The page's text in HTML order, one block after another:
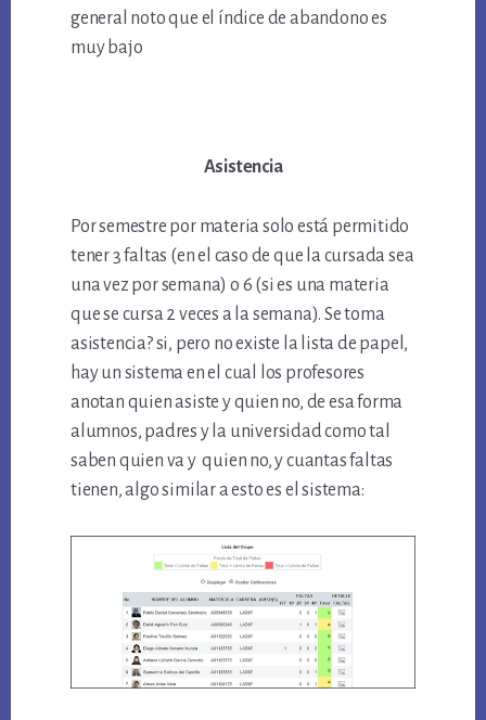
general noto que el índice de abandono es
muy bajo
Asistencia
Por semestre por materia solo está permitido
tener 3 faltas (en el caso de que la cursada sea
una vez por semana) o 6 (si es una materia
que se cursa 2 veces a la semana). Se toma
asistencia? si, pero no existe la lista de papel,
hay un sistema en el cual los profesores
anotan quien asiste y quien no, de esa forma
alumnos, padres y la universidad como tal
saben quien va y quien no, y cuantas faltas
tienen, algo similar a esto es el sistema: